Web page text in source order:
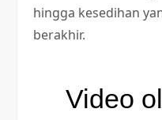
hingga kesedihan
berakhir.
Video